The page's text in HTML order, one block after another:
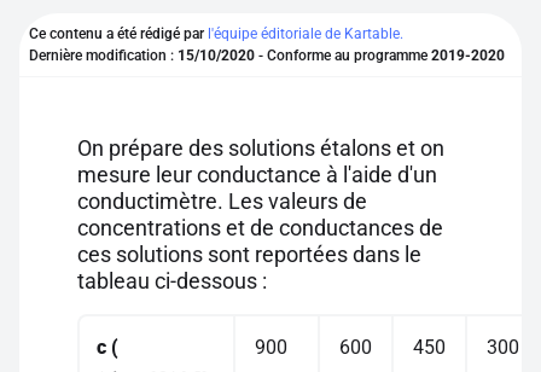
Se connecter
S'inscrire gratuitement
Pour profiter de 10 contenus offerts.
Ce contenu a été rédigé par l'équipe éditoriale de Kartable.
Dernière modification : 15/10/2020 - Conforme au programme 2019-2020
On prépare des solutions étalons et on
mesure leur conductance à l'aide d'un
conductimètre. Les valeurs de
concentrations et de conductances de
ces solutions sont reportées dans le
tableau ci-dessous :
c ( 900 600 450 300